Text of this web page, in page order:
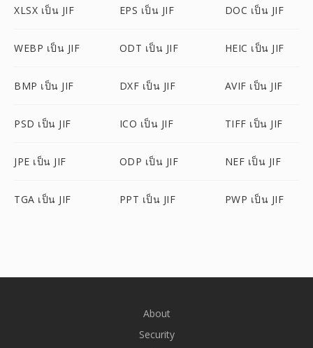
XLSX เป็น JIF EPS เป็น JIF DOC เป็น JIF
WEBP เป็น JIF ODT เป็น JIF HEIC เป็น JIF
BMP เป็น JIF DXF เป็น JIF AVIF เป็น JIF
PSD เป็น JIF ICO เป็น JIF TIFF เป็น JIF
JPE เป็น JIF ODP เป็น JIF NEF เป็น JIF
TGA เป็น JIF PPT เป็น JIF PWP เป็น JIF
About
Security